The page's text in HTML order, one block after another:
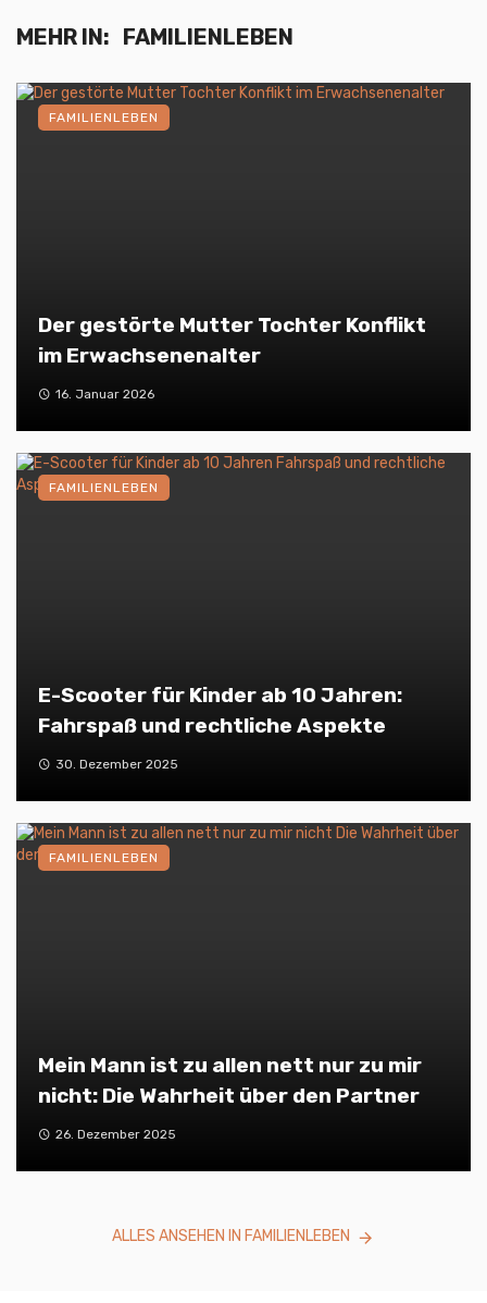
MEHR IN: FAMILIENLEBEN
Der gestörte Mutter Tochter Konflikt
im Erwachsenenalter
16. Januar 2026
FAMILIENLEBEN
E-Scooter für Kinder ab 10 Jahren:
Fahrspaß und rechtliche Aspekte
30. Dezember 2025
FAMILIENLEBEN
Mein Mann ist zu allen nett nur zu mir
nicht: Die Wahrheit über den Partner
26. Dezember 2025
FAMILIENLEBEN
ALLES ANSEHEN IN FAMILIENLEBEN